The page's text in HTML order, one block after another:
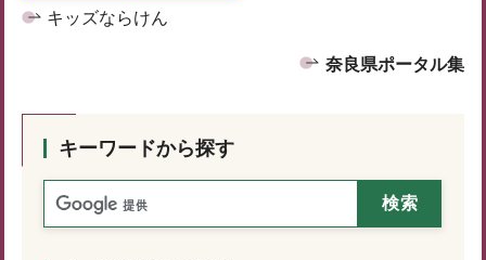
キッズならけん
奈良県ポータル集
キーワードから探す